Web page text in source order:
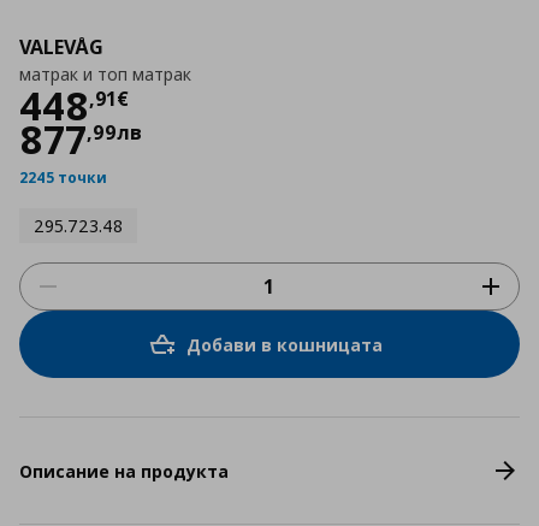
VALEVÅG
матрак и топ матрак
448,91€
Цена448,91 €
877,99лв
2245 точки
295.723.48
Добави в кошницата
Описание на продукта